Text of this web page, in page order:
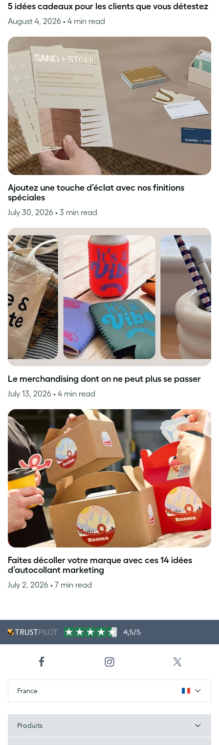
5 idées cadeaux pour les clients que vous détestez
August 4, 2026 • 4 min read
Ajoutez une touche d’éclat avec nos finitions
spéciales
July 30, 2026 • 3 min read
Le merchandising dont on ne peut plus se passer
July 13, 2026 • 4 min read
Faites décoller votre marque avec ces 14 idées
d’autocollant marketing
July 2, 2026 • 7 min read
4,5/5
France
Produits